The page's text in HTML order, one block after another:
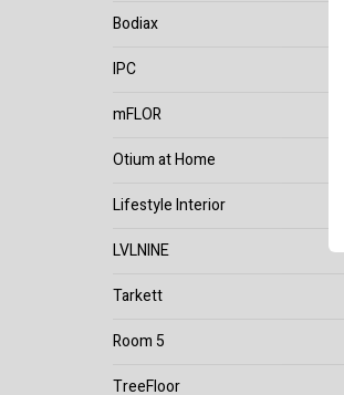
Bodiax
IPC
mFLOR
Otium at Home
Lifestyle Interior
LVLNINE
Tarkett
Room 5
TreeFloor